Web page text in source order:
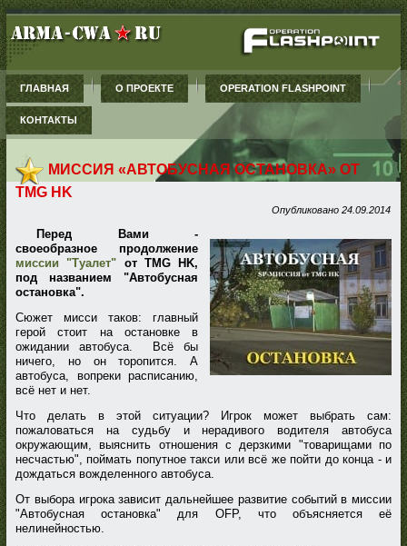
ГЛАВНАЯ О ПРОЕКТЕ OPERATION FLASHPOINT
КОНТАКТЫ
МИССИЯ «АВТОБУСНАЯ ОСТАНОВКА» ОТ
TMG HK
Опубликовано 24.09.2014
Перед Вами -
своеобразное продолжение
миссии "Туалет" от TMG HK,
под названием "Автобусная
остановка".
Сюжет мисси таков: главный
герой стоит на остановке в
ожидании автобуса. Всё бы
ничего, но он торопится. А
автобуса, вопреки расписанию,
всё нет и нет.
Что делать в этой ситуации? Игрок может выбрать сам:
пожаловаться на судьбу и нерадивого водителя автобуса
окружающим, выяснить отношения с дерзкими "товарищами по
несчастью", поймать попутное такси или всё же пойти до конца - и
дождаться вожделенного автобуса.
От выбора игрока зависит дальнейшее развитие событий в миссии
"Автобусная остановка" для OFP, что объясняется её
нелинейностью.